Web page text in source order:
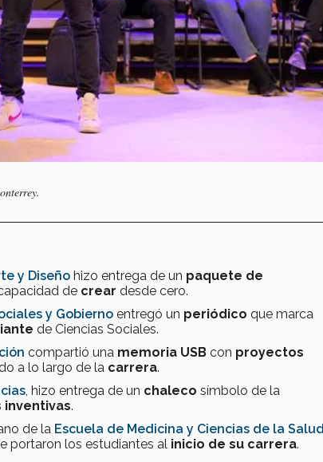
y Diseño hizo entrega de un paquete de
de crear desde cero.
y Gobierno entregó un periódico que marca
de Ciencias Sociales.
compartió una memoria USB con proyectos
a lo largo de la carrera.
, hizo entrega de un chaleco símbolo de la
inventivas.
de la Escuela de Medicina y Ciencias de la Salud
portaron los estudiantes al inicio de su carrera.